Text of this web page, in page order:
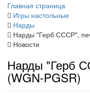
Главная страница
Игры настольные
Нарды
Нарды "Герб СССР",
Новости
Нарды "Герб
(WGN-PGSR)